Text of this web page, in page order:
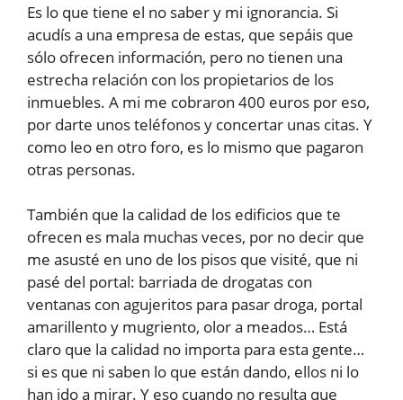
Es lo que tiene el no saber y mi ignorancia. Si
acudís a una empresa de estas, que sepáis que
sólo ofrecen información, pero no tienen una
estrecha relación con los propietarios de los
inmuebles. A mi me cobraron 400 euros por eso,
por darte unos teléfonos y concertar unas citas. Y
como leo en otro foro, es lo mismo que pagaron
otras personas.
También que la calidad de los edificios que te
ofrecen es mala muchas veces, por no decir que
me asusté en uno de los pisos que visité, que ni
pasé del portal: barriada de drogatas con
ventanas con agujeritos para pasar droga, portal
amarillento y mugriento, olor a meados… Está
claro que la calidad no importa para esta gente…
si es que ni saben lo que están dando, ellos ni lo
han ido a mirar. Y eso cuando no resulta que